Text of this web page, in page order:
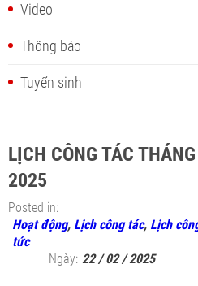
Video
Thông báo
Tuyển sinh
LỊCH CÔNG TÁC
2025
Posted in:
Hoạt động, Lịch công tác, Lịch
tức
Ngày: 22 / 02 / 2025